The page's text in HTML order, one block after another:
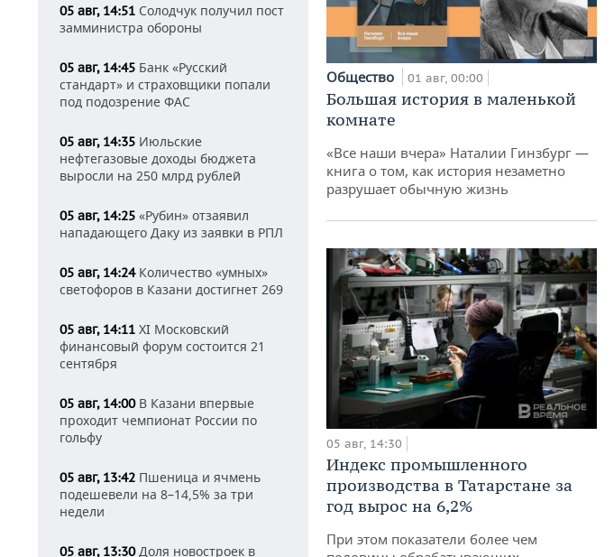
05 авг, 14:51 Солодчук получил пост
замминистра обороны
05 авг, 14:45 Банк «Русский
стандарт» и страховщики попали
под подозрение ФАС
05 авг, 14:35 Июльские
нефтегазовые доходы бюджета
выросли на 250 млрд рублей
05 авг, 14:25 «Рубин» отзаявил
нападающего Даку из заявки в РПЛ
05 авг, 14:24Количество «умных»
светофоров в Казани достигнет 269
05 авг, 14:11 XI Московский
финансовый форум состоится 21
сентября
05 авг, 14:00В Казани впервые
проходит чемпионат России по
гольфу
05 авг, 13:42 Пшеница и ячмень
подешевели на 8–14,5% за три
недели
05 авг, 13:30Доля новостроек в
Общество 01 авг, 00:00
Большая история в маленькой
комнате
«Все наши вчера» Наталии Гинзбург —
книга о том, как история незаметно
разрушает обычную жизнь
05 авг, 14:30
Индекс промышленного
производства в Татарстане за
год вырос на 6,2%
При этом показатели более чем